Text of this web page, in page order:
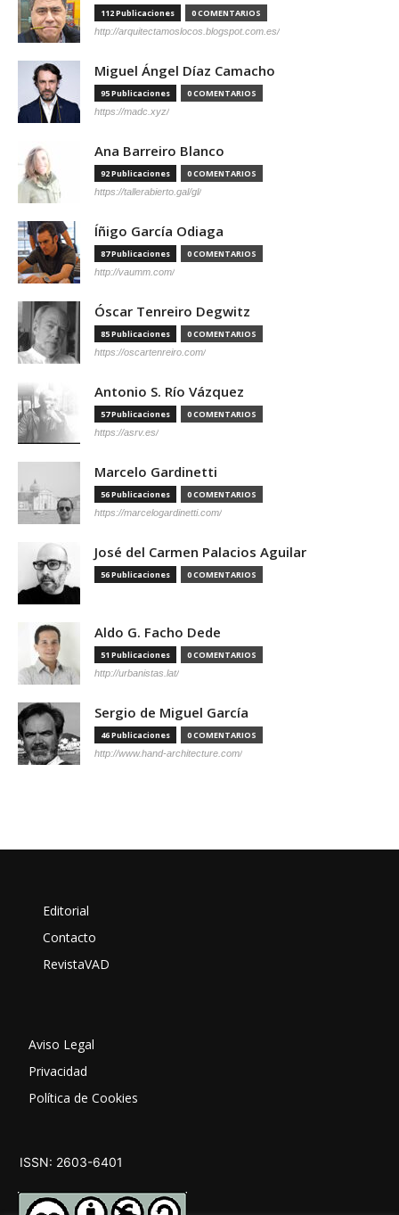
112 Publicaciones 0 COMENTARIOS
http://arquitectamoslocos.blogspot.com.es/
Miguel Ángel Díaz Camacho
95 Publicaciones 0 COMENTARIOS
https://madc.xyz/
Ana Barreiro Blanco
92 Publicaciones 0 COMENTARIOS
https://tallerabierto.gal/gl/
Íñigo García Odiaga
87 Publicaciones 0 COMENTARIOS
http://vaumm.com/
Óscar Tenreiro Degwitz
85 Publicaciones 0 COMENTARIOS
https://oscartenreiro.com/
Antonio S. Río Vázquez
57 Publicaciones 0 COMENTARIOS
https://asrv.es/
Marcelo Gardinetti
56 Publicaciones 0 COMENTARIOS
https://marcelogardinetti.com/
José del Carmen Palacios Aguilar
56 Publicaciones 0 COMENTARIOS
Aldo G. Facho Dede
51 Publicaciones 0 COMENTARIOS
http://urbanistas.lat/
Sergio de Miguel García
46 Publicaciones 0 COMENTARIOS
http://www.hand-architecture.com/
Editorial
Contacto
RevistaVAD
Aviso Legal
Privacidad
Política de Cookies
ISSN: 2603-6401